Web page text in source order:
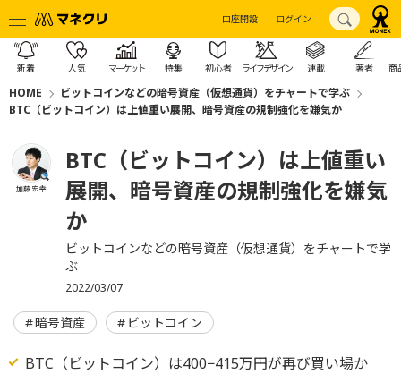
口座開設 ログイン
新着 人気 マーケット 特集 初心者 ライフデザイン 連載 著者 商
HOME
ビットコインなどの暗号資産（仮想通貨）をチャートで学ぶ
BTC（ビットコイン）は上値重い展開、暗号資産の規制強化を嫌気か
加藤 宏幸
BTC（ビットコイン）は上値重い
展開、暗号資産の規制強化を嫌気
か
ビットコインなどの暗号資産（仮想通貨）をチャートで学
ぶ
2022/03/07
暗号資産 ビットコイン
BTC（ビットコイン）は400−415万円が再び買い場か